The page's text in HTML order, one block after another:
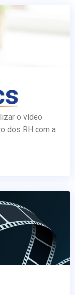
o vídeo
dos RH com a